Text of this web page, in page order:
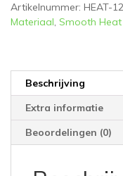
Artikelnummer: HEAT-
Materiaal, Smooth
Beschrijving
Extra informatie
Beoordelingen (0)